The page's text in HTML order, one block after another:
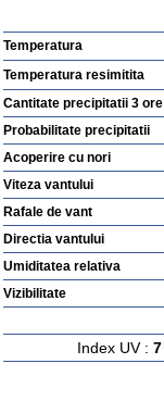
Temperatura
Temperatura resimitita
Cantitate precipitatii 3 ore
Probabilitate precipitatii
Acoperire cu nori
Viteza vantului
Rafale de vant
Directia vantului
Umiditatea relativa
Vizibilitate
Index UV : 7